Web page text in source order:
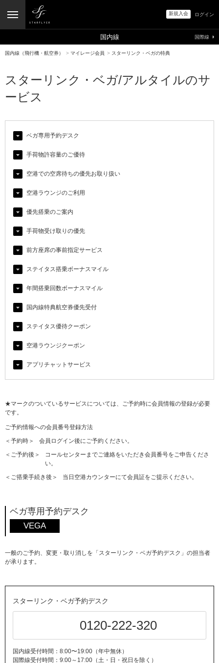
新規入会 ログイン
国内線（飛行機・航空券） > マイレージ会員 > スターリンク・ベガの特典
スターリンク・ベガ/アルタイルのサ
ービス
ベガ専用予約デスク
手荷物許容量のご優待
空港での空席待ちの優先お取り扱い
空港ラウンジのご利用
優先搭乗のご案内
手荷物受け取りの優先
前方座席の事前指定サービス
ステイタス搭乗ボーナスマイル
年間搭乗回数ボーナスマイル
国内線特典航空券優先受付
ステイタス優待クーポン
空港ラウンジクーポン
アプリチャットサービス
★マークのついているサービスについては、ご予約時に会員情報の登録が必要
です。
ご予約情報への会員番号登録方法
＜予約時＞
会員ログイン後にご予約ください。
＜ご予約後＞
コールセンターまでご連絡をいただき会員番号をご申告くださ
い。
＜ご搭乗手続き後＞
当日空港カウンターにて会員証をご提示ください。
ベガ専用予約デスク
VEGA
一般のご予約、変更・取り消しを「スターリンク・ベガ予約デスク」の担当者
が承ります。
スターリンク・ベガ予約デスク
0120-222-320
国内線受付時間：8:00〜19:00（年中無休）
国際線受付時間：9:00～17:00（土・日・祝日を除く）
国内線 国際線